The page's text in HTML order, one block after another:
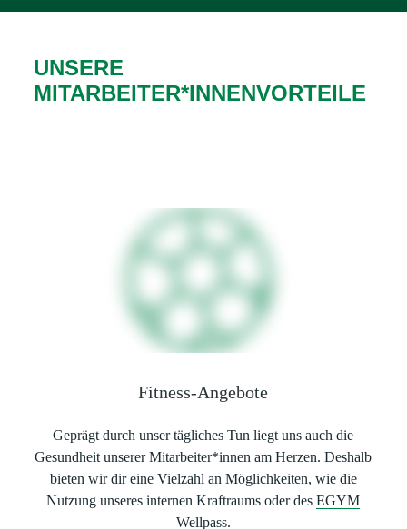
UNSERE
MITARBEITER*INNENVORTEILE
Fitness-Angebote
Geprägt durch unser tägliches Tun liegt uns auch die
Gesundheit unserer Mitarbeiter*innen am Herzen. Deshalb
bieten wir dir eine Vielzahl an Möglichkeiten, wie die
Nutzung unseres internen Kraftraums oder desEGYM
Wellpass.